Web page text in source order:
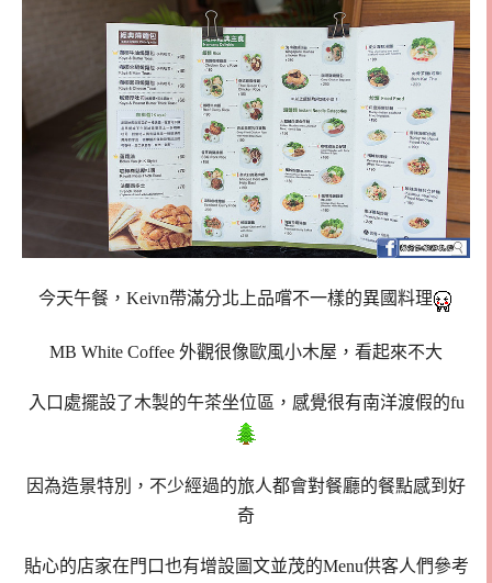
今天午餐，Keivn帶滿分北上品嚐不一樣的異國料理
MB White Coffee 外觀很像歐風小木屋，看起來不大
入口處擺設了木製的午茶坐位區，感覺很有南洋渡假的fu
因為造景特別，不少經過的旅人都會對餐廳的餐點感到好
奇
貼心的店家在門口也有增設圖文並茂的Menu供客人們參考